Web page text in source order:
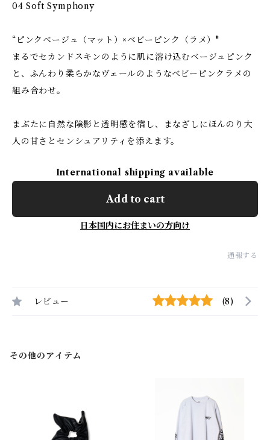
04 Soft Symphony
“ピンクベージュ（マット）×ベビーピンク（ラメ）"
まるでセカンドスキンのように肌に溶け込むベージュピンク
と、ふんわり柔らかなヴェールのようなベビーピンクラメの
組み合わせ。
まぶたに自然な陰影と透明感を宿し、まなざしにほんのり大
人の甘さとセンシュアリティを添えます。
International shipping available
Add to cart
日本国内にお住まいの方向け
通報する
レビュー (8)
その他のアイテム